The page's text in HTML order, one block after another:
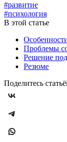
#развитие
#психология
В этой статье
Проблемы
Решение
Резюме
Поделитесь